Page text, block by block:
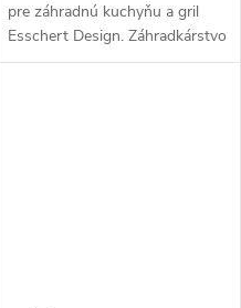
pre záhradnú kuchyňu a gril
Esschert Design. Záhradkárstvo
s prírodnou inšpiráciou.